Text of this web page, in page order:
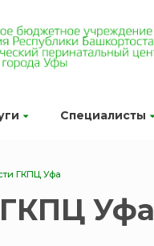
Специалисты
ГКПЦ Уфа
Уфа